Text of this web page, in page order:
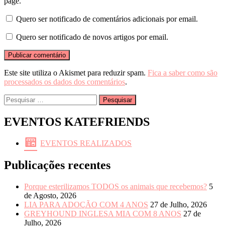
Quero ser notificado de comentários adicionais por email.
Quero ser notificado de novos artigos por email.
Este site utiliza o Akismet para reduzir spam. Fica a saber como são
processados os dados dos comentários.
Pesquisar
por:
EVENTOS KATEFRIENDS
EVENTOS REALIZADOS
Publicações recentes
Porque esterilizamos TODOS os animais que recebemos? 5
de Agosto, 2026
LIA PARA ADOÇÃO COM 4 ANOS 27 de Julho, 2026
GREYHOUND INGLESA MIA COM 8 ANOS 27 de
Julho, 2026